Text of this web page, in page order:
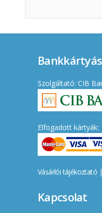
Szolgáltató: CIB
Elfogadott kártyák:
Vásárlói tájékoztató |
Kapcsolat